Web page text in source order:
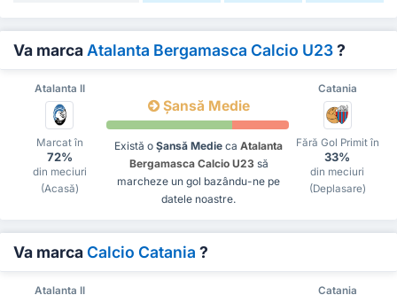
Va marca Atalanta Bergamasca Calcio U23?
Atalanta II Catania
Marcat în
72%
din meciuri
(Acasă)
Șansă Medie
Există o Șansă Medie ca Atalanta
Bergamasca Calcio U23 să
marcheze un gol bazându-ne pe
datele noastre.
Fără Gol Primit în
33%
din meciuri
(Deplasare)
Va marca Calcio Catania ?
Atalanta II Catania